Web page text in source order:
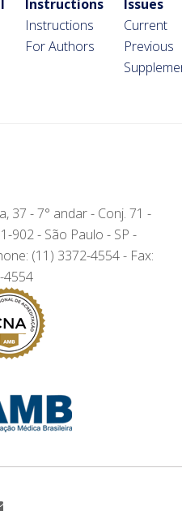
Instructions
Instructions
For Authors
Issues
Current
Previous
37 - 7° andar - Conj. 71 -
902 - São Paulo - SP -
(11) 3372-4554 - Fax:
4554